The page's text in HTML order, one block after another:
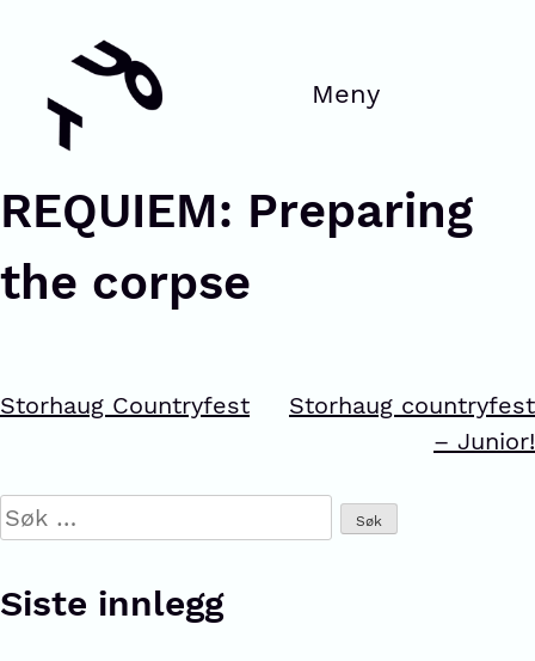
REQUIEM: Preparing
the corpse
Storhaug Countryfest
Storhaug countryfest
– Junior!
Siste innlegg